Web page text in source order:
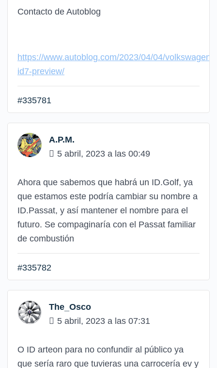
Contacto de Autoblog
https://www.autoblog.com/2023/04/04/volkswagen-
id7-preview/
#335781
A.P.M.
5 abril, 2023 a las 00:49
Ahora que sabemos que habrá un ID.Golf, ya
que estamos este podría cambiar su nombre a
ID.Passat, y así mantener el nombre para el
futuro. Se compaginaría con el Passat familiar
de combustión
#335782
The_Osco
5 abril, 2023 a las 07:31
O ID arteon para no confundir al público ya
que sería raro que tuvieras una carrocería ev y